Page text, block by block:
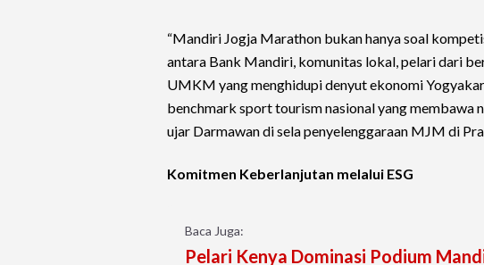
“Mandiri Jogja Marathon bukan hanya soal
antara Bank Mandiri, komunitas lokal, pelari dari
UMKM yang menghidupi denyut ekonomi
benchmark sport tourism nasional yang membawa
ujar Darmawan di sela penyelenggaraan MJM di
Komitmen Keberlanjutan melalui ESG
Baca Juga:
Pelari Kenya Dominasi Podium